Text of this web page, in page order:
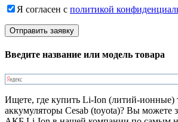
Я согласен с политикой
Введите название или модель товара
Ищете, где купить Li-Ion (литий-ионные)
аккумуляторы Cesab (toyota)? Вы можете